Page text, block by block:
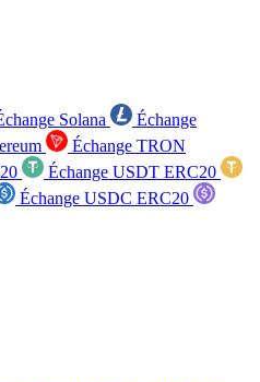
Solana
Échange
Échange TRON
Échange USDT ERC20
Échange USDC ERC20